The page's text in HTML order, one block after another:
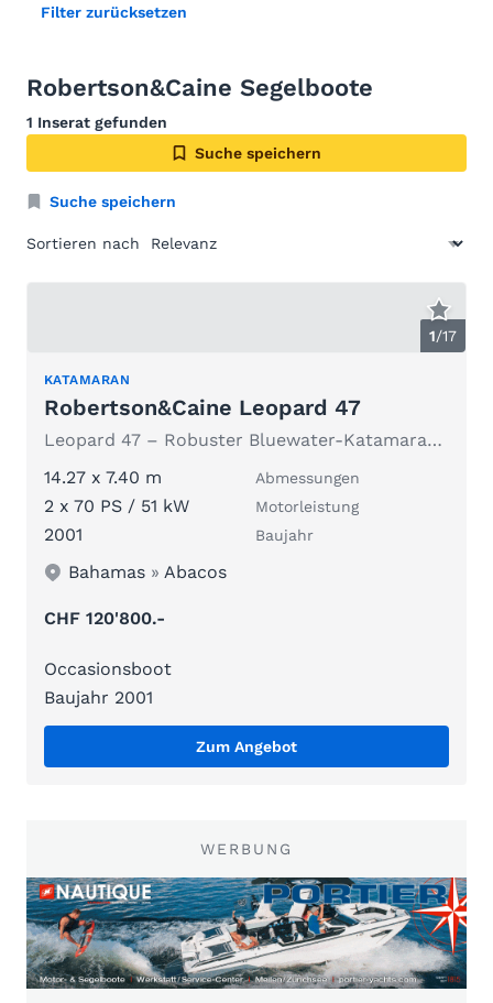
Filter zurücksetzen
Robertson&Caine Segelboote
1 Inserat gefunden
Suche speichern
Suche speichern
Sortieren nach
1/17
KATAMARAN
Robertson&Caine Leopard 47
Leopard 47 – Robuster Bluewater-Katamaran | Liveaboard
14.27 x 7.40 m
Abmessungen
2 x 70 PS / 51 kW Motorleistung
2001 Baujahr
Bahamas »Abacos
CHF 120'800.-
Occasionsboot
Baujahr 2001
Zum Angebot
WERBUNG